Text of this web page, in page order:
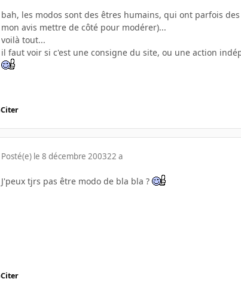
bah, les modos sont des êtres humains, qui ont parfois
mon avis mettre de côté pour modérer)...
voilà tout...
il faut voir si c'est une consigne du site, ou une action
Citer
Posté(e) le 8 décembre 200322 a
J'peux tjrs pas être modo de bla bla ?
Citer